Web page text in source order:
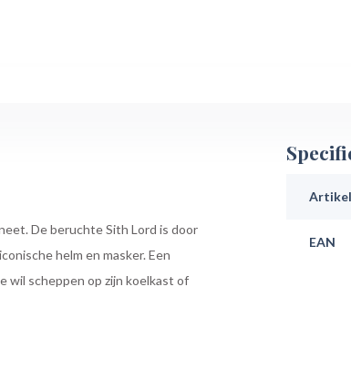
De beruchte Sith Lord is door
helm en masker. Een
wil scheppen op zijn koelkast of
EAN